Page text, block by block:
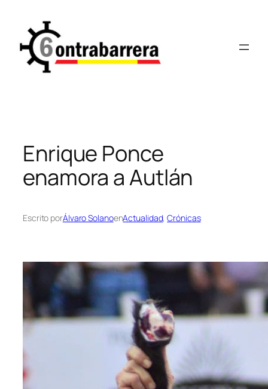
contenido
Enrique Ponce
enamora a Autlán
Escrito porÁlvaro SolanoenActualidad, Crónicas